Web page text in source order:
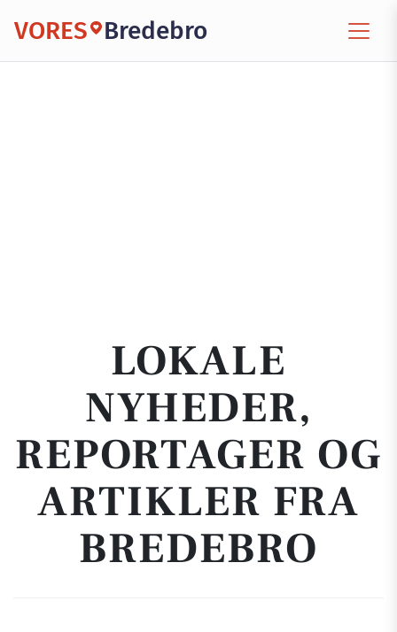
VORES Bredebro
LOKALE
NYHEDER,
REPORTAGER OG
ARTIKLER FRA
BREDEBRO